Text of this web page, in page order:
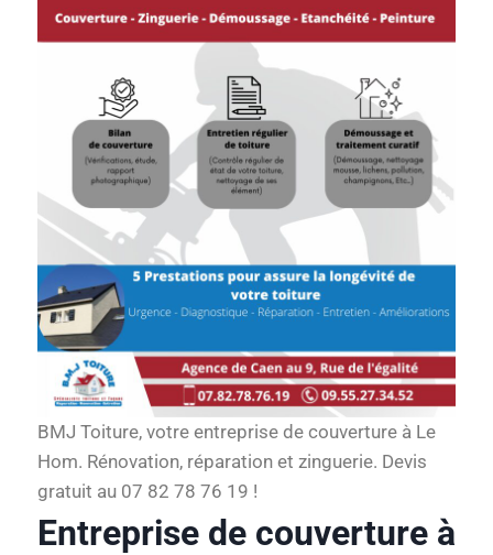
BMJ Toiture, votre entreprise de couverture à Le
Hom. Rénovation, réparation et zinguerie. Devis
gratuit au 07 82 78 76 19 !
Entreprise de couverture à